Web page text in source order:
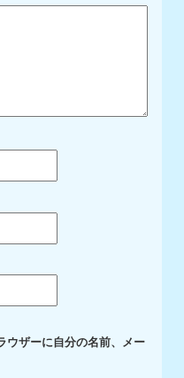
ウザーに自分の名前、メー